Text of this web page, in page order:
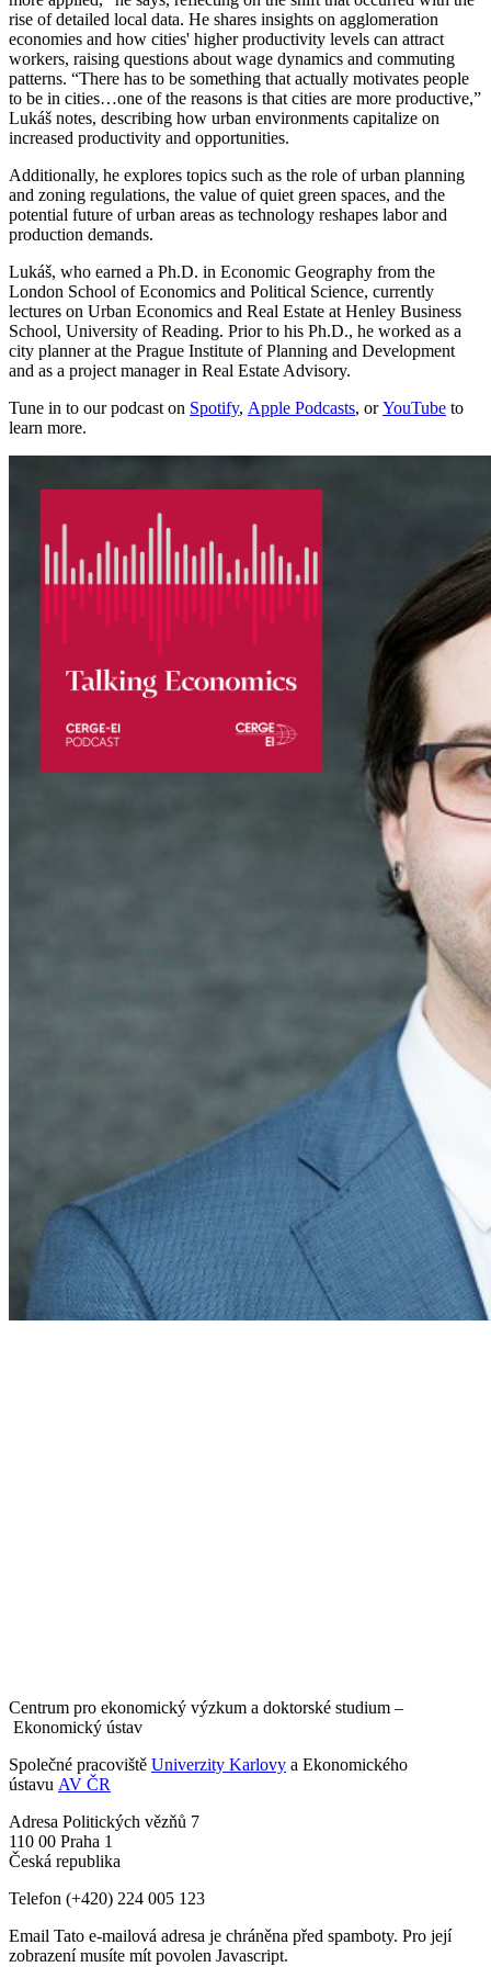
rise of detailed local data. He shares insights on agglomeration
economies and how cities' higher productivity levels can attract
workers, raising questions about wage dynamics and commuting
patterns. “There has to be something that actually motivates people
to be in cities…one of the reasons is that cities are more productive,”
Lukáš notes, describing how urban environments capitalize on
increased productivity and opportunities.
Additionally, he explores topics such as the role of urban planning
and zoning regulations, the value of quiet green spaces, and the
potential future of urban areas as technology reshapes labor and
production demands.
Lukáš, who earned a Ph.D. in Economic Geography from the
London School of Economics and Political Science, currently
lectures on Urban Economics and Real Estate at Henley Business
School, University of Reading. Prior to his Ph.D., he worked as a
city planner at the Prague Institute of Planning and Development
and as a project manager in Real Estate Advisory.
Tune in to our podcast on Spotify, Apple Podcasts, orYouTube to
learn more.
Centrum pro ekonomický výzkum a doktorské studium –
Ekonomický ústav
Společné pracoviště Univerzity Karlovy a Ekonomického
ústavu AV ČR
Adresa Politických vězňů 7
110 00 Praha 1
Česká republika
Telefon (+420) 224 005 123
Email Tato e-mailová adresa je chráněna před spamboty. Pro její
zobrazení musíte mít povolen Javascript.